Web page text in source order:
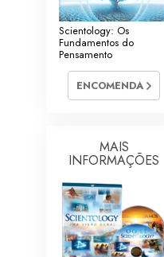
Respostas às Drogas
Ferramentas para o Local do Trabalho
Bases da Organização
Fundamentos das Relações Públicas
Scientology: Os
Fundamentos do
Pensamento
ENCOMENDA
MAIS
INFORMAÇÕES